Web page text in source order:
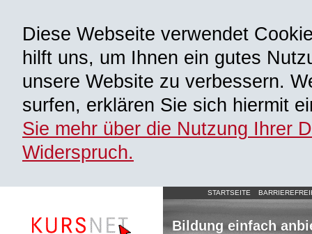
Diese Webseite verwendet
hilft uns, um Ihnen ein gutes
unsere Website zu verbessern.
surfen, erklären Sie sich hiermit
Sie mehr über die Nutzung Ihrer
Widerspruch.
STARTSEITE
Bildung einfach